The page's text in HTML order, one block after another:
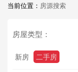
当前位置： 房源搜索
房屋类型：
新房 二手房